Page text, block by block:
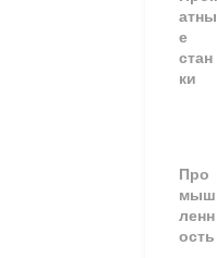
атны
е
стан
ки
Про
мыш
ленн
ость